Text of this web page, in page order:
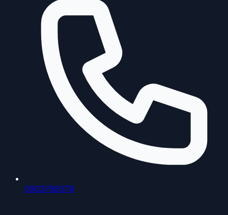
0903798378